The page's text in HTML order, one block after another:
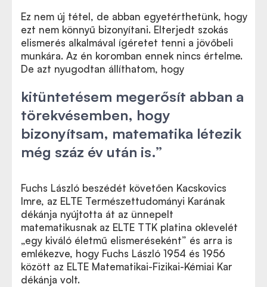
Ez nem új tétel, de abban egyetérthetünk, hogy
ezt nem könnyű bizonyítani. Elterjedt szokás
elismerés alkalmával ígéretet tenni a jövőbeli
munkára. Az én koromban ennek nincs értelme.
De azt nyugodtan állíthatom, hogy
kitüntetésem megerősít abban a
törekvésemben, hogy
bizonyítsam, matematika létezik
még száz év után is.”
Fuchs László beszédét követően Kacskovics
Imre, az ELTE Természettudományi Karának
dékánja nyújtotta át az ünnepelt
matematikusnak az ELTE TTK platina oklevelét
„egy kiváló életmű elismeréseként” és arra is
emlékezve, hogy Fuchs László 1954 és 1956
között az ELTE Matematikai-Fizikai-Kémiai Kar
dékánja volt.